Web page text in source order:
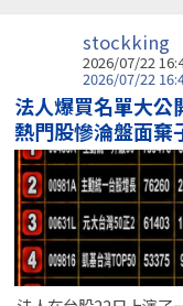
stockking
2026/07/22
2026/07/22
法人爆買名單大公
熱門股慘淪盤面棄